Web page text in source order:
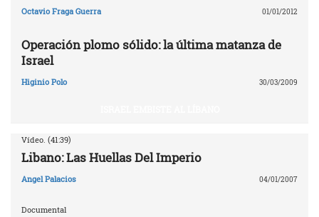
Octavio Fraga Guerra 01/01/2012
Operación plomo sólido: la última matanza de
Israel
Higinio Polo 30/03/2009
Vídeo. (41:39)
Libano: Las Huellas Del Imperio
Angel Palacios 04/01/2007
Documental